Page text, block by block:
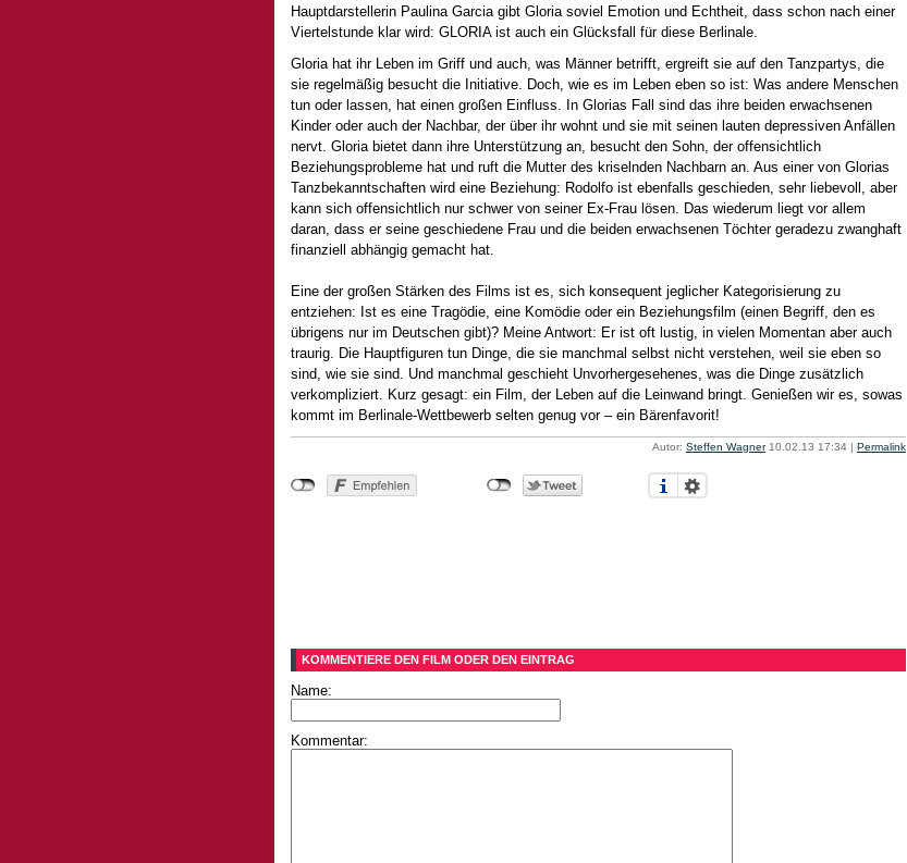
Hauptdarstellerin Paulina Garcia gibt Gloria soviel Emotion und Echtheit, dass schon nach einer
Viertelstunde klar wird: GLORIA ist auch ein Glücksfall für diese Berlinale.
Gloria hat ihr Leben im Griff und auch, was Männer betrifft, ergreift sie auf den Tanzpartys, die
sie regelmäßig besucht die Initiative. Doch, wie es im Leben eben so ist: Was andere Menschen
tun oder lassen, hat einen großen Einfluss. In Glorias Fall sind das ihre beiden erwachsenen
Kinder oder auch der Nachbar, der über ihr wohnt und sie mit seinen lauten depressiven Anfällen
nervt. Gloria bietet dann ihre Unterstützung an, besucht den Sohn, der offensichtlich
Beziehungsprobleme hat und ruft die Mutter des kriselnden Nachbarn an. Aus einer von Glorias
Tanzbekanntschaften wird eine Beziehung: Rodolfo ist ebenfalls geschieden, sehr liebevoll, aber
kann sich offensichtlich nur schwer von seiner Ex-Frau lösen. Das wiederum liegt vor allem
daran, dass er seine geschiedene Frau und die beiden erwachsenen Töchter geradezu zwanghaft
finanziell abhängig gemacht hat.
Eine der großen Stärken des Films ist es, sich konsequent jeglicher Kategorisierung zu
entziehen: Ist es eine Tragödie, eine Komödie oder ein Beziehungsfilm (einen Begriff, den es
übrigens nur im Deutschen gibt)? Meine Antwort: Er ist oft lustig, in vielen Momentan aber auch
traurig. Die Hauptfiguren tun Dinge, die sie manchmal selbst nicht verstehen, weil sie eben so
sind, wie sie sind. Und manchmal geschieht Unvorhergesehenes, was die Dinge zusätzlich
verkompliziert. Kurz gesagt: ein Film, der Leben auf die Leinwand bringt. Genießen wir es, sowas
kommt im Berlinale-Wettbewerb selten genug vor – ein Bärenfavorit!
Autor: Steffen Wagner10.02.13 17:34 | Permalink
KOMMENTIERE DEN FILM ODER DEN EINTRAG
Name:
Kommentar: